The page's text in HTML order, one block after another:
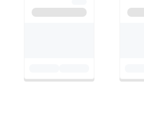
よさこい四万十も乞う